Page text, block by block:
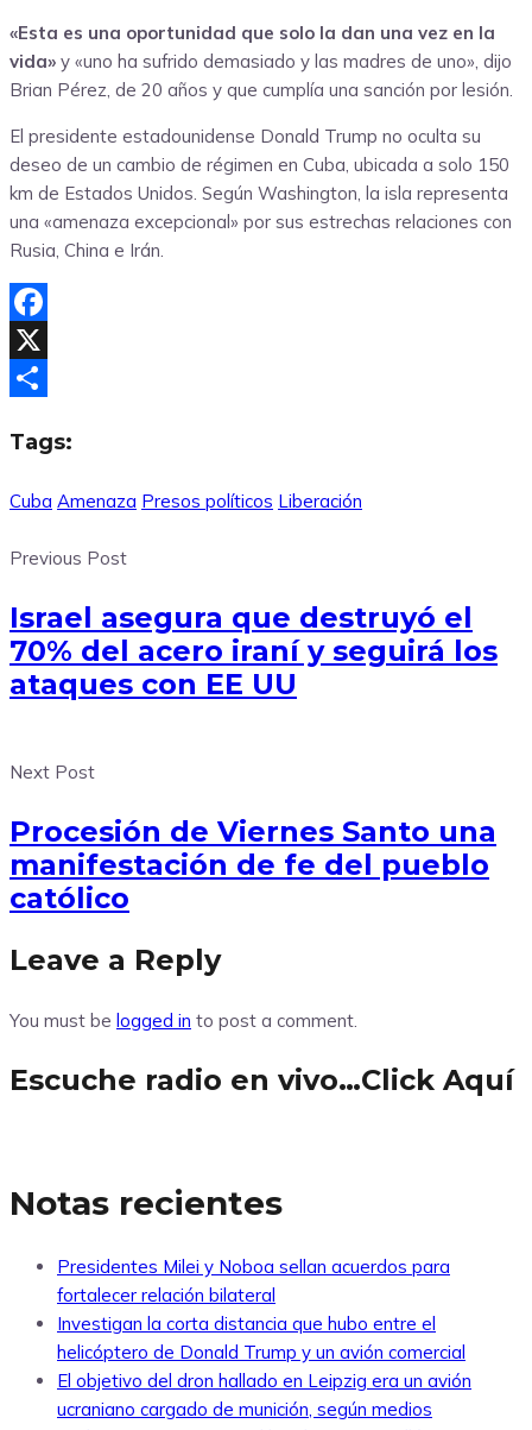
«Esta es una oportunidad que solo la dan una vez en la
vida» y «uno ha sufrido demasiado y las madres de uno», dijo
Brian Pérez, de 20 años y que cumplía una sanción por lesión.
El presidente estadounidense Donald Trump no oculta su
deseo de un cambio de régimen en Cuba, ubicada a solo 150
km de Estados Unidos. Según Washington, la isla representa
una «amenaza excepcional» por sus estrechas relaciones con
Rusia, China e Irán.
Facebook
X
Tags:
Cuba Amenaza Presos políticos Liberación
Previous Post
Israel asegura que destruyó el
70% del acero iraní y seguirá los
ataques con EE UU
Next Post
Procesión de Viernes Santo una
manifestación de fe del pueblo
católico
Leave a Reply
You must be logged in to post a comment.
Escuche radio en vivo…Click Aquí
Notas recientes
Presidentes Milei y Noboa sellan acuerdos para
fortalecer relación bilateral
Investigan la corta distancia que hubo entre el
helicóptero de Donald Trump y un avión comercial
El objetivo del dron hallado en Leipzig era un avión
ucraniano cargado de munición, según medios